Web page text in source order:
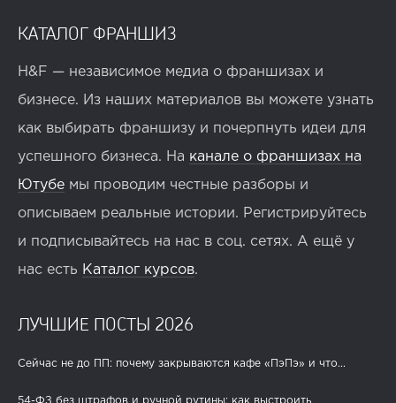
КАТАЛОГ ФРАНШИЗ
H&F — независимое медиа о франшизах и
бизнесе. Из наших материалов вы можете узнать
как выбирать франшизу и почерпнуть идеи для
успешного бизнеса. На канале о франшизах на
Ютубе мы проводим честные разборы и
описываем реальные истории. Регистрируйтесь
и подписывайтесь на нас в соц. сетях. А ещё у
нас есть Каталог курсов.
ЛУЧШИЕ ПОСТЫ 2026
Сейчас не до ПП: почему закрываются кафе «ПэПэ» и что...
54-ФЗ без штрафов и ручной рутины: как выстроить